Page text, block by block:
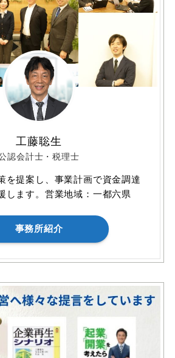
工藤聡生
認会計士・税理士
を提案し、事業計画で資金調達
します。営業地域：一都六県
事務所紹介